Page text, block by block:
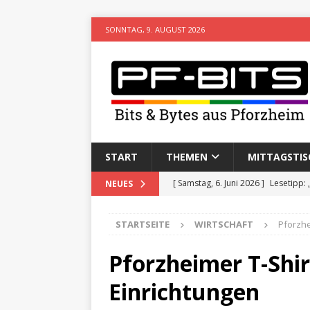
SONNTAG, 9. AUGUST 2026
START THEMEN
NEUES [ Samstag, 6. Juni 2026 ] Lesetipp:
[ Freitag, 8. Mai 2026 ] Stadtwiki
[ Donnerstag, 11. Dezember 2025
[ Mittwoch, 5. August 2026 ]
STARTSEITE WIRTSCHAFT
Pforzheimer T-
Einrichtungen